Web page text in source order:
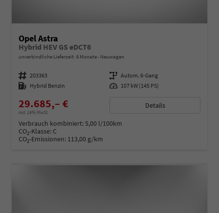
Opel Astra
Hybrid HEV GS eDCT6
unverbindliche Lieferzeit: 6 Monate Neuwagen
Fahrzeugnummer 203363 Getriebe Autom. 6-Gang
Kraftstoff Hybrid Benzin Leistung 107 kW (145 PS)
29.685,– €
incl. 19% MwSt.
Details
Verbrauch kombiniert:5,00 l/100km
CO2-Klasse: C
CO2-Emissionen: 113,00 g/km